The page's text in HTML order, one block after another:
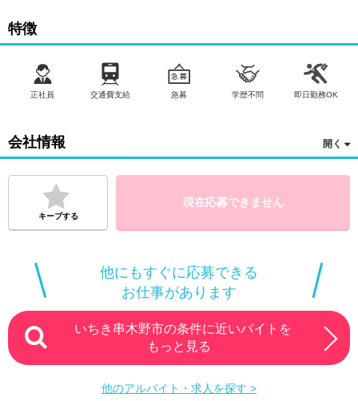
特徴
正社員 交通費支給 急募 学歴不問 即日勤務OK
会社情報
キープする
現在応募できません
他にもすぐに応募できる
お仕事があります
いちき串木野市の条件に近いバイトを
もっと見る
他のアルバイト・求人を探す >